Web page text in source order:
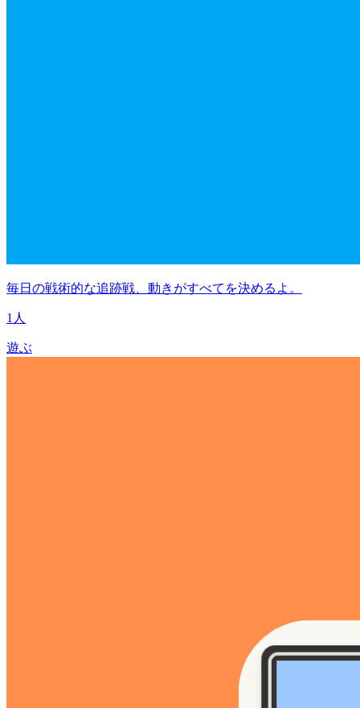
毎日の戦術的な追跡戦、動きがすべてを決めるよ。
1人
遊ぶ